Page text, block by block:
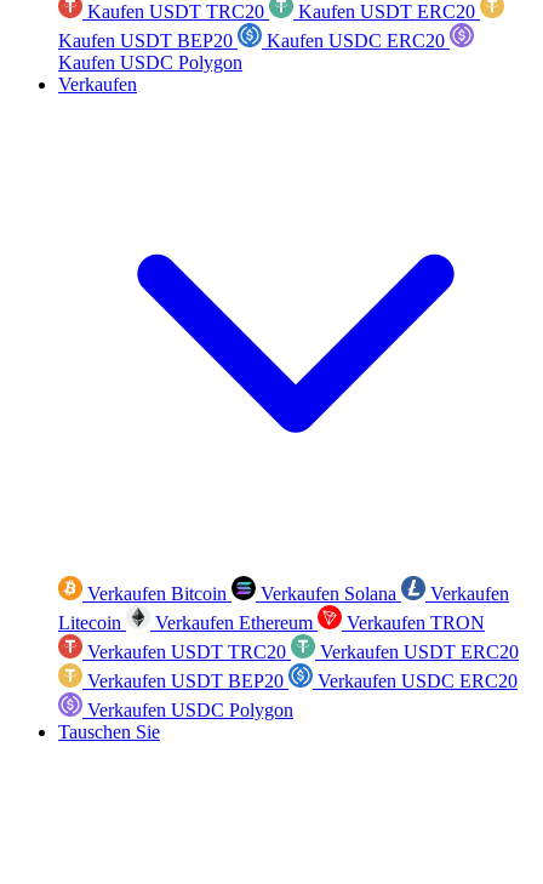
Kaufen USDT TRC20
Kaufen USDT ERC20
Kaufen USDT BEP20
Kaufen USDC ERC20
Kaufen USDC Polygon
Verkaufen
Verkaufen Bitcoin Verkaufen Solana
Verkaufen
Litecoin
Verkaufen Ethereum
Verkaufen TRON
Verkaufen USDT TRC20
Verkaufen USDT ERC20
Verkaufen USDT BEP20
Verkaufen USDC ERC20
Verkaufen USDC Polygon
Tauschen Sie